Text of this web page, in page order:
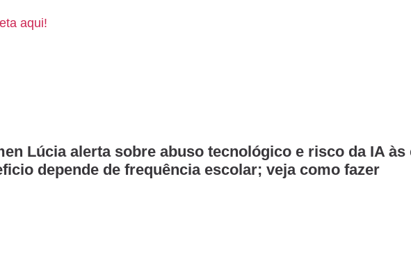
aqui!
Lúcia alerta sobre abuso tecnológico e risco da IA às
depende de frequência escolar; veja como fazer